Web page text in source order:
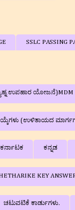
SSLC PASSING
ಉಪಹಾರ ಯೋಜನೆ)MDM
(ಉಳಿತಾಯದ
ಕನ್ನಡ
KEY
ಚಟುವಟಿಕೆ ಕಾರ್ಡುಗಳು.